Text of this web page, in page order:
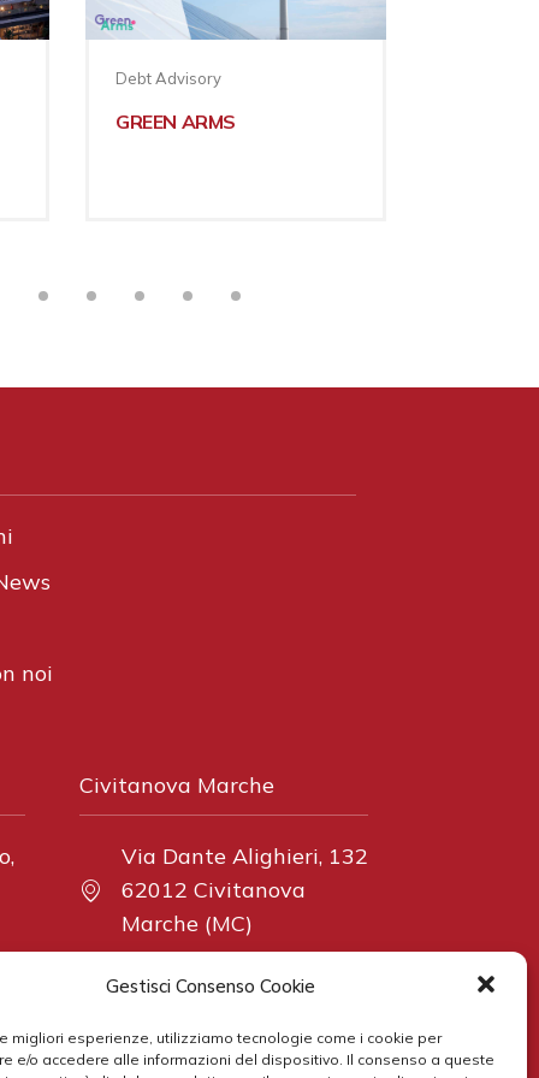
Gestisci Consenso Cookie
migliori esperienze, utilizziamo tecnologie come i cookie per
e/o accedere alle informazioni del dispositivo. Il consenso a queste
Debt Advisory
GREEN ARMS
noi
Civitanova Marche
Via Dante Alighieri, 132
62012 Civitanova
Marche (MC)